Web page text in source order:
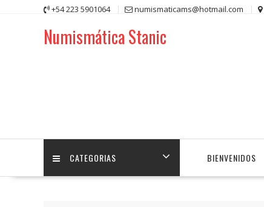
+54 223 5901064 numismaticams@hotmail.com
Numismática Stanic
CATEGORIAS BIENVENIDOS